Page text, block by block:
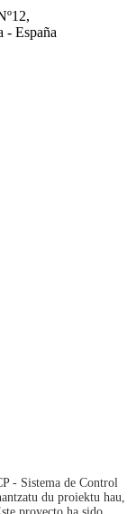
España
- Sistema de Control
du proiektu hau,